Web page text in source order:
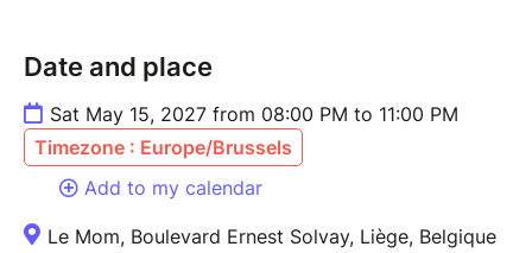
Date and place
Sat May 15, 2027 from 08:00 PM to 11:00 PM
Timezone : Europe/Brussels
Add to my calendar
Le Mom, Boulevard Ernest Solvay, Liège, Belgique